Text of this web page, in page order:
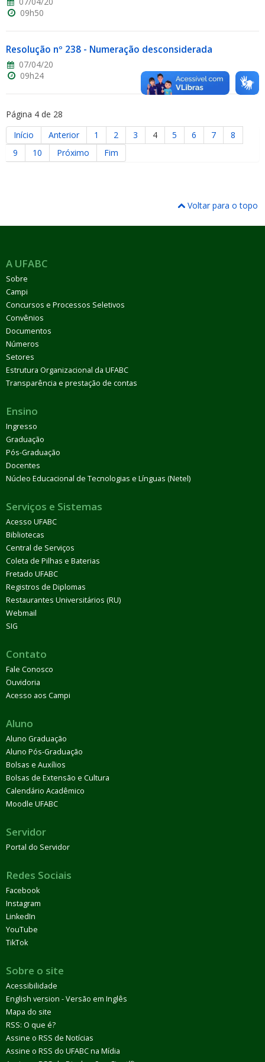
09h50
Resolução nº 238 - Numeração desconsiderada
07/04/20
09h24
Página 4 de 28
Início
Anterior 1 2 3 4 5 6 7
8
9
10 Próximo Fim
Voltar para o topo
A UFABC
Sobre
Campi
Concursos e Processos Seletivos
Convênios
Documentos
Números
Setores
Estrutura Organizacional da UFABC
Transparência e prestação de contas
Ensino
Ingresso
Graduação
Pós-Graduação
Docentes
Núcleo Educacional de Tecnologias e Línguas (Netel)
Serviços e Sistemas
Acesso UFABC
Bibliotecas
Central de Serviços
Coleta de Pilhas e Baterias
Fretado UFABC
Registros de Diplomas
Restaurantes Universitários (RU)
Webmail
SIG
Contato
Fale Conosco
Ouvidoria
Acesso aos Campi
Aluno
Aluno Graduação
Aluno Pós-Graduação
Bolsas e Auxílios
Bolsas de Extensão e Cultura
Calendário Acadêmico
Moodle UFABC
Servidor
Portal do Servidor
Redes Sociais
Facebook
Instagram
LinkedIn
YouTube
TikTok
Sobre o site
Acessibilidade
English version - Versão em Inglês
Mapa do site
RSS: O que é?
Assine o RSS de Notícias
Assine o RSS do UFABC na Mídia